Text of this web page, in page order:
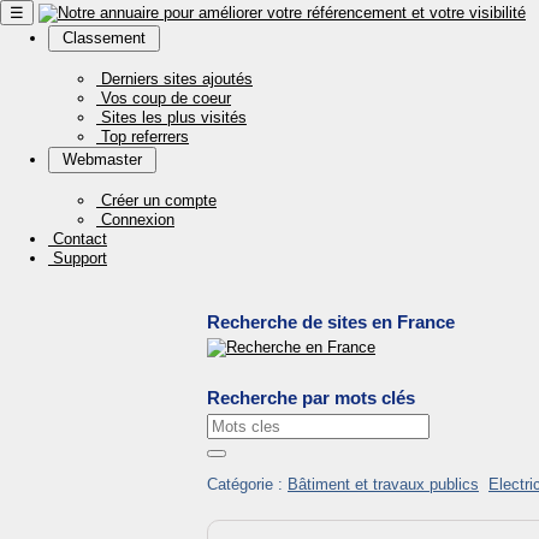
☰
Classement
Derniers sites ajoutés
Vos coup de coeur
Sites les plus visités
Top referrers
Webmaster
Créer un compte
Connexion
Contact
Support
Recherche de sites en France
Recherche par mots clés
Catégorie : Bâtiment et travaux publics